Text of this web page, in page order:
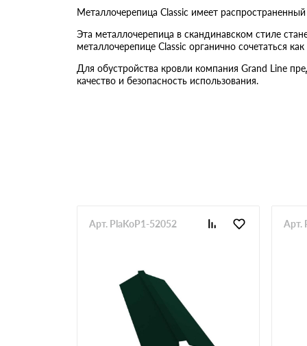
RAL 6019 RAL 9003
RR 32 RR 11
Металлочерепица Classic имеет
Эта металлочерепица в скандинавском стиле
металлочерепице Classic органично сочетаться
Для обустройства кровли компания Grand Line
качество и безопасность использования.
Арт. PlaKoP1-52052 Арт.